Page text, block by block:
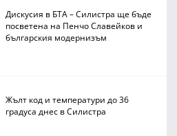
Дискусия в БТА – Силистра ще бъде
посветена на Пенчо Славейков и
българския модернизъм
Жълт код и температури до 36
градуса днес в Силистра